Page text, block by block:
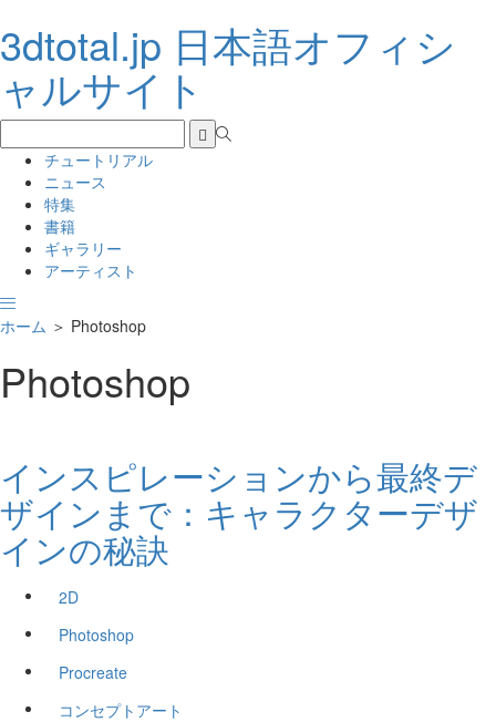
3dtotal.jp 日本語オフィシ
ャルサイト
チュートリアル
ニュース
特集
書籍
ギャラリー
アーティスト
ホーム ＞ Photoshop
Photoshop
インスピレーションから最終デ
ザインまで：キャラクターデザ
インの秘訣
2D
Photoshop
Procreate
コンセプトアート